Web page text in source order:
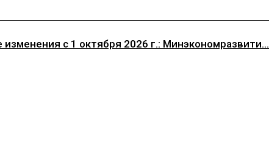
с 1 октября 2026 г.: Минэкономразвити...